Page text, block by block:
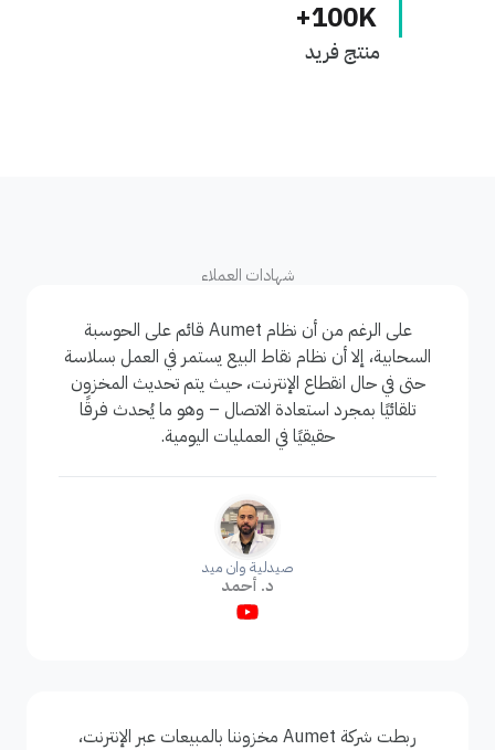
100K+
منتج فريد
شهادات العملاء
على الرغم من أن نظام Aumet قائم على الحوسبة
السحابية، إلا أن نظام نقاط البيع يستمر في العمل بسلاسة
حتى في حال انقطاع الإنترنت، حيث يتم تحديث المخزون
تلقائيًا بمجرد استعادة الاتصال – وهو ما يُحدث فرقًا
حقيقيًا في العمليات اليومية.
د. أحمد
صيدلية وان ميد
ربطت شركة Aumet مخزوننا بالمبيعات عبر الإنترنت،